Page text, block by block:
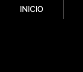
INICIO